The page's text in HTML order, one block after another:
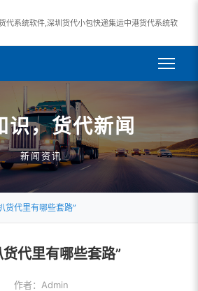
代系统软件,深圳货代小包快递集运中港货代系统软
识，货代新闻
新闻资讯
货代里有哪些套路”
代里有哪些套路”
作者：Admin